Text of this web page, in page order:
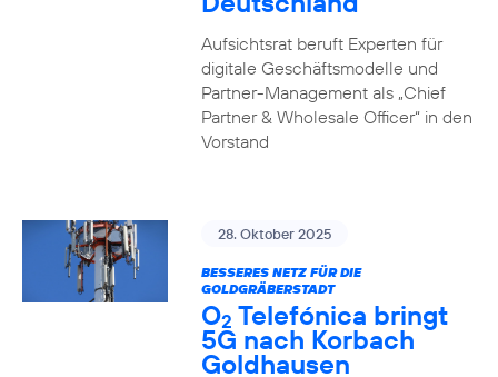
Aufsichtsrat beruft Experten für
digitale Geschäftsmodelle und
Partner-Management als „Chief
Partner & Wholesale Officer“ in den
Vorstand
28. Oktober 2025
BESSERES NETZ FÜR DIE
GOLDGRÄBERSTADT
O2 Telefónica bringt
5G nach Korbach
Goldhausen